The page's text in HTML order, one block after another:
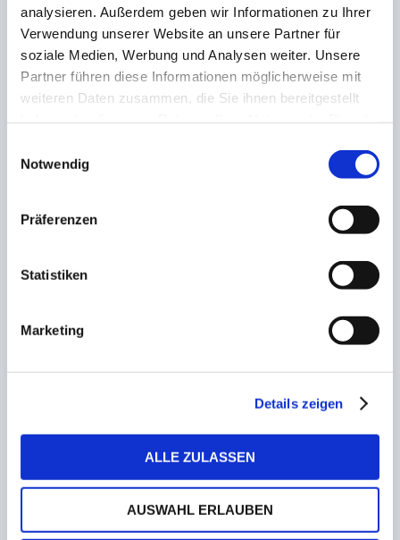
analysieren. Außerdem geben wir Informationen zu Ihrer
Verwendung unserer Website an unsere Partner für
soziale Medien, Werbung und Analysen weiter. Unsere
Partner führen diese Informationen möglicherweise mit
weiteren Daten zusammen, die Sie ihnen bereitgestellt
Notwendig
Präferenzen
Statistiken
Marketing
Details zeigen
ALLE ZULASSEN
AUSWAHL ERLAUBEN
Noch mehr
Vertragsverlängerungen
beim HCD
Ersatzgeschwächt ohne
Chance! HTC Neunkirchen
unterliegt Dürkheimer HC
ZUSAMMENHÄNGENDE POSTS
Stellungnahme des FCS-Aufsichtsrates zur Wahl
Blau-Weiß St. Wendel stellt neuen Trainer der
Krämer-Verlängerung im Schaumbergstadion
Umfrage: Energiekrise belastet den Sport
26. Oktober 2022